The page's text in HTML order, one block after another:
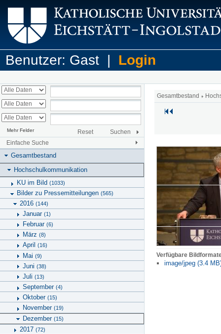
Benutzer: Gast | Login
Mehr Felder Reset
Suchen
Einfache Suche
Gesamtbestand
Hochschulkommunikation
KU im Bild (1033)
Bilder zu Pressemitteilungen (565)
2016 (144)
Januar (1)
Februar (6)
März (8)
April (16)
Mai (9)
Juni (38)
Juli (13)
September (4)
Oktober (15)
November (19)
Dezember (15)
2017 (72)
Gesamtbestand
Verfügbare
image/jpeg (3.4